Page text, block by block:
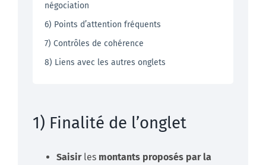
négociation
6) Points d’attention fréquents
7) Contrôles de cohérence
8) Liens avec les autres onglets
1) Finalité de l’onglet
Saisirles montants proposés par la